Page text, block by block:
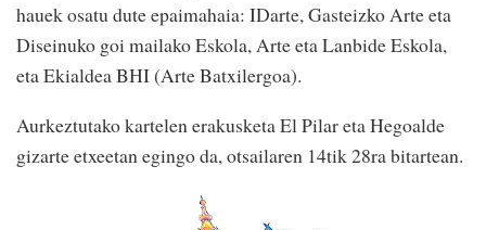
hauek osatu dute epaimahaia: IDarte, Gasteizko Arte eta
Diseinuko goi mailako Eskola, Arte eta Lanbide Eskola,
eta Ekialdea BHI (Arte Batxilergoa).
Aurkeztutako kartelen erakusketa El Pilar eta Hegoalde
gizarte etxeetan egingo da, otsailaren 14tik 28ra bitartean.